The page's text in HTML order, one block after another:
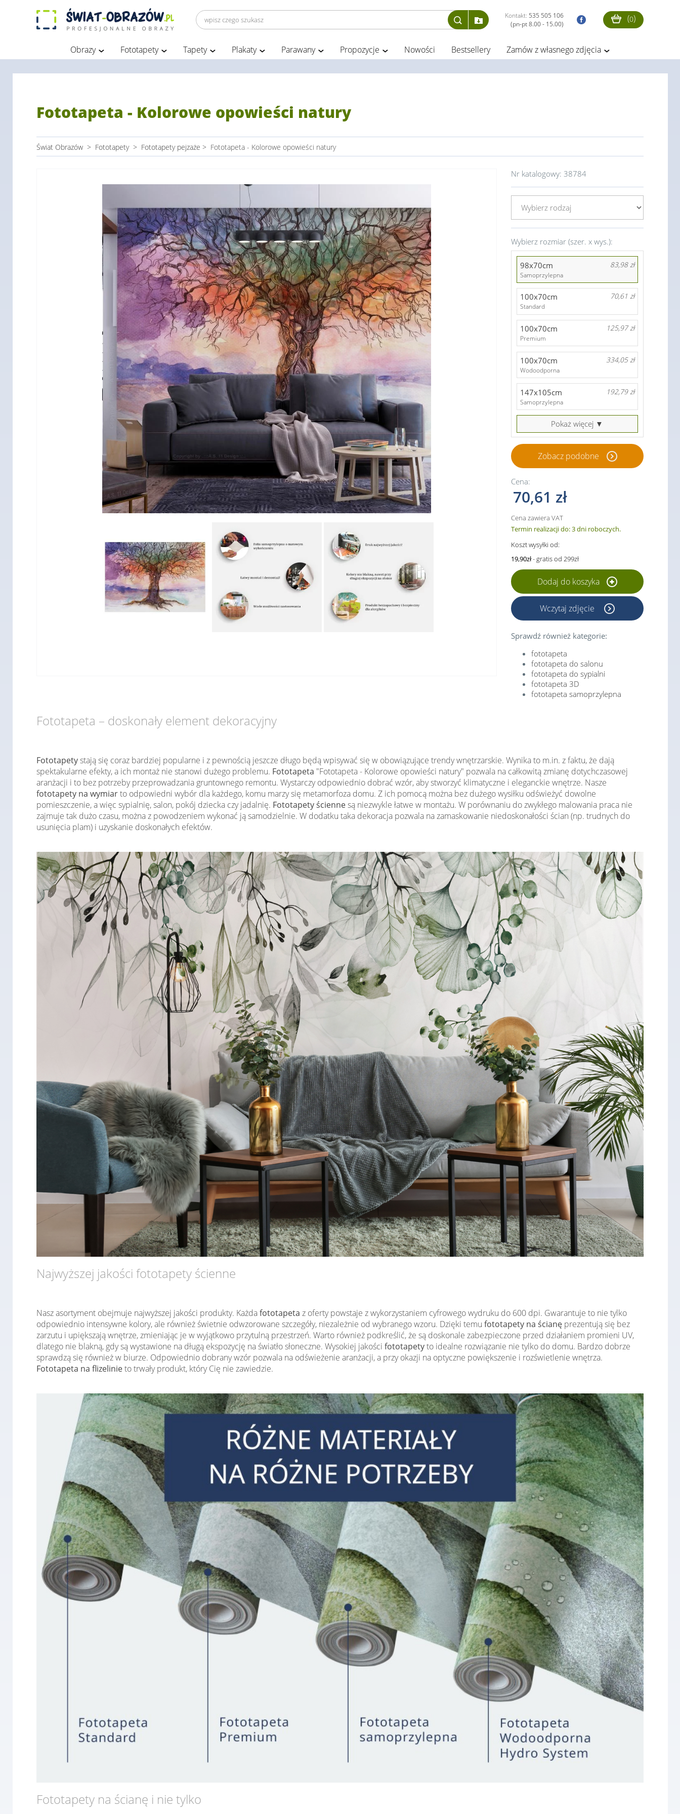
Kontakt: 535 505 106
(pn-pt 8.00 - 15.00)
(0)
Obrazy Fototapety Tapety Plakaty Parawany Propozycje Nowości Bestsellery Zamów z własnego zdjęcia
Fototapeta - Kolorowe opowieści natury
Świat Obrazów > Fototapety > Fototapety pejzaże > Fototapeta - Kolorowe opowieści natury
Nr katalogowy: 38784
Wybierz rozmiar (szer. x wys.):
98x70cm 83,98 zł
Samoprzylepna
100x70cm 70,61 zł
Standard
100x70cm 125,97 zł
Premium
100x70cm 334,05 zł
Wodoodporna
147x105cm 192,79 zł
Samoprzylepna
Pokaż więcej ▼
Zobacz podobne
Cena:
70,61 zł
Cena zawiera VAT
Termin realizacji do: 3 dni roboczych.
Koszt wysyłki od:
19,90zł- gratis od 299zł
Dodaj do koszyka
Wczytaj zdjęcie
Sprawdź również kategorie:
fototapeta
fototapeta do salonu
fototapeta do sypialni
fototapeta 3D
fototapeta samoprzylepna
Fototapeta – doskonały element dekoracyjny
Fototapetystają się coraz bardziej popularne i z pewnością jeszcze długo będą wpisywać się w obowiązujące trendy wnętrzarskie. Wynika to m.in. z faktu, że dają
spektakularne efekty, a ich montaż nie stanowi dużego problemu. Fototapeta "Fototapeta - Kolorowe opowieści natury" pozwala na całkowitą zmianę dotychczasowej
aranżacji i to bez potrzeby przeprowadzania gruntownego remontu. Wystarczy odpowiednio dobrać wzór, aby stworzyć klimatyczne i eleganckie wnętrze. Nasze
fototapety na wymiarto odpowiedni wybór dla każdego, komu marzy się metamorfoza domu. Z ich pomocą można bez dużego wysiłku odświeżyć dowolne
pomieszczenie, a więc sypialnię, salon, pokój dziecka czy jadalnię. Fototapety ściennesą niezwykle łatwe w montażu. W porównaniu do zwykłego malowania praca nie
zajmuje tak dużo czasu, można z powodzeniem wykonać ją samodzielnie. W dodatku taka dekoracja pozwala na zamaskowanie niedoskonałości ścian (np. trudnych do
usunięcia plam) i uzyskanie doskonałych efektów.
Najwyższej jakości fototapety ścienne
Nasz asortyment obejmuje najwyższej jakości produkty. Każdafototapeta z oferty powstaje z wykorzystaniem cyfrowego wydruku do 600 dpi. Gwarantuje to nie tylko
odpowiednio intensywne kolory, ale również świetnie odwzorowane szczegóły, niezależnie od wybranego wzoru. Dzięki temu fototapety na ścianę prezentują się bez
zarzutu i upiększają wnętrze, zmieniając je w wyjątkowo przytulną przestrzeń. Warto również podkreślić, że są doskonale zabezpieczone przed działaniem promieni UV,
dlatego nie blakną, gdy są wystawione na długą ekspozycję na światło słoneczne. Wysokiej jakości fototapetyto idealne rozwiązanie nie tylko do domu. Bardzo dobrze
sprawdzą się również w biurze. Odpowiednio dobrany wzór pozwala na odświeżenie aranżacji, a przy okazji na optyczne powiększenie i rozświetlenie wnętrza.
Fototapeta na flizelinieto trwały produkt, który Cię nie zawiedzie.
Fototapety na ścianę i nie tylko